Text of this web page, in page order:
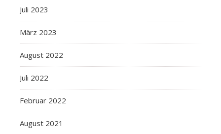
Juli 2023
März 2023
August 2022
Juli 2022
Februar 2022
August 2021